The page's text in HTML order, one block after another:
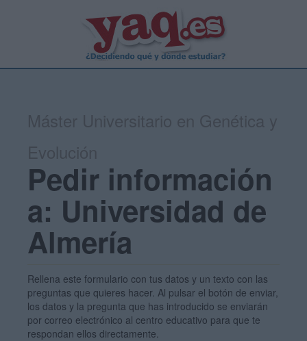
Pedir información
a: Universidad de
Almería
Rellena este formulario con tus datos y un texto con las
preguntas que quieres hacer. Al pulsar el botón de enviar,
los datos y la pregunta que has introducido se enviarán
por correo electrónico al centro educativo para que te
respondan ellos directamente.